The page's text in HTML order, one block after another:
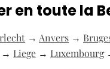
en toute la
→ Anvers →
→ Liege → Luxembourg